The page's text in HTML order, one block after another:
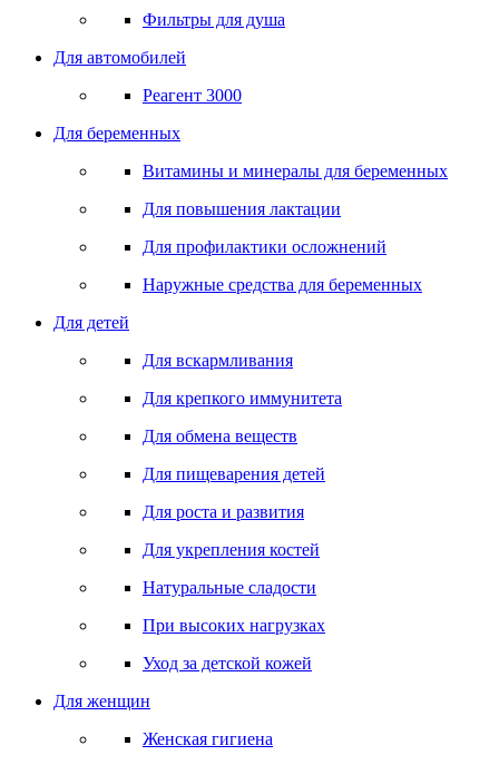
Фильтры для душа
Для автомобилей
Реагент 3000
Для беременных
Витамины и минералы для беременных
Для повышения лактации
Для профилактики осложнений
Наружные средства для беременных
Для детей
Для вскармливания
Для крепкого иммунитета
Для обмена веществ
Для пищеварения детей
Для роста и развития
Для укрепления костей
Натуральные сладости
При высоких нагрузках
Уход за детской кожей
Для женщин
Женская гигиена